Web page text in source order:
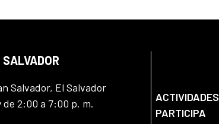
Salvador, El Salvador
2:00 a 7:00 p. m.
ACTIVIDADES
PARTICIPA